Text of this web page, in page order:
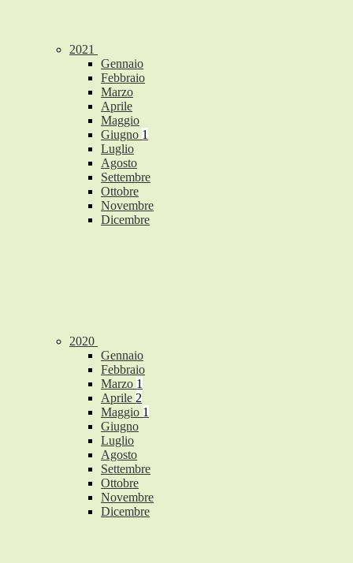
2021
Gennaio
Febbraio
Marzo
Aprile
Maggio
Giugno 1
Luglio
Agosto
Settembre
Ottobre
Novembre
Dicembre
2020
Gennaio
Febbraio
Marzo 1
Aprile 2
Maggio 1
Giugno
Luglio
Agosto
Settembre
Ottobre
Novembre
Dicembre